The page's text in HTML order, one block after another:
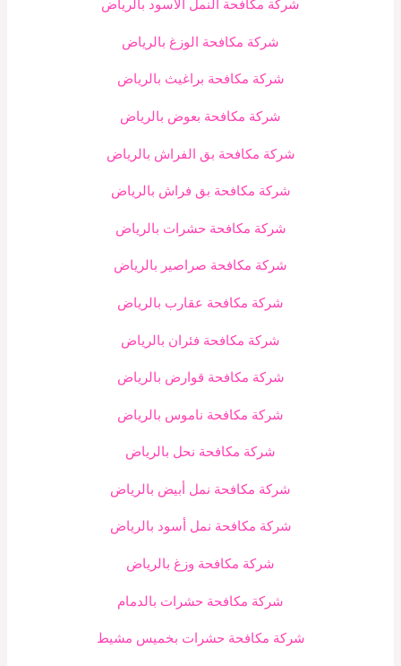
شركة مكافحة النمل الاسود بالرياض
شركة مكافحة الوزغ بالرياض
شركة مكافحة براغيث بالرياض
شركة مكافحة بعوض بالرياض
شركة مكافحة بق الفراش بالرياض
شركة مكافحة بق فراش بالرياض
شركة مكافحة حشرات بالرياض
شركة مكافحة صراصير بالرياض
شركة مكافحة عقارب بالرياض
شركة مكافحة فئران بالرياض
شركة مكافحة قوارض بالرياض
شركة مكافحة ناموس بالرياض
شركة مكافحة نحل بالرياض
شركة مكافحة نمل أبيض بالرياض
شركة مكافحة نمل أسود بالرياض
شركة مكافحة وزغ بالرياض
شركة مكافحة حشرات بالدمام
شركة مكافحة حشرات بخميس مشيط